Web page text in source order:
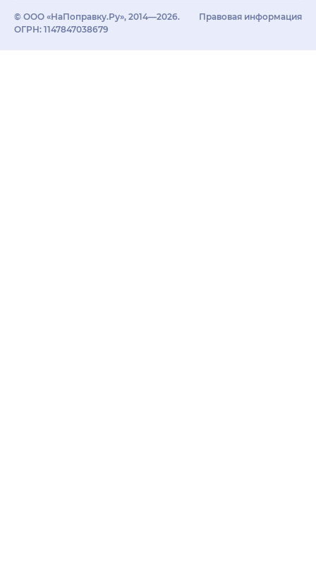
© ООО «НаПоправку.Ру», 2014—2026.
ОГРН: 1147847038679
Правовая информация